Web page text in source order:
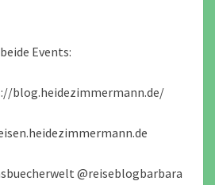
Events:
blog.heidezimmermann.de/
@reiseblogbarbara